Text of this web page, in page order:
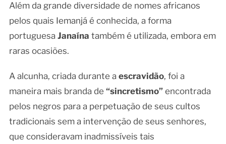
Além da grande diversidade de nomes africanos
pelos quais Iemanjá é conhecida, a forma
portuguesa Janaína também é utilizada, embora em
raras ocasiões.
A alcunha, criada durante a escravidão, foi a
maneira mais branda de “sincretismo”encontrada
pelos negros para a perpetuação de seus cultos
tradicionais sem a intervenção de seus senhores,
que consideravam inadmissíveis tais